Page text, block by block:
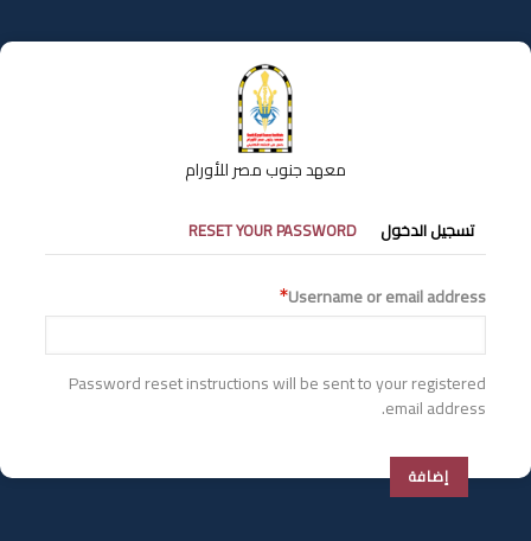
إلى
المحتوى
معهد جنوب مصر للأورام
التبويبات
الأساسية
تسجيل الدخول RESET YOUR PASSWORD
Username or email address
Password reset instructions will be sent to your registered
email address.